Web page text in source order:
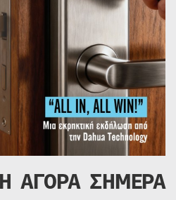
Η ΑΓΟΡΑ ΣΗΜΕΡΑ